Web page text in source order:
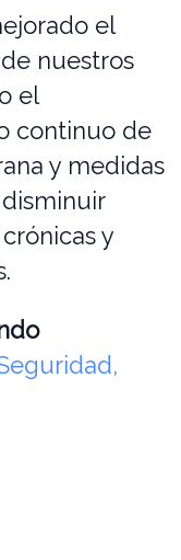
el
nuestros
el
continuo de
y medidas
y